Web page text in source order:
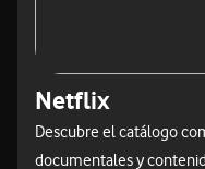
Netflix
Descubre el catálogo
documentales y